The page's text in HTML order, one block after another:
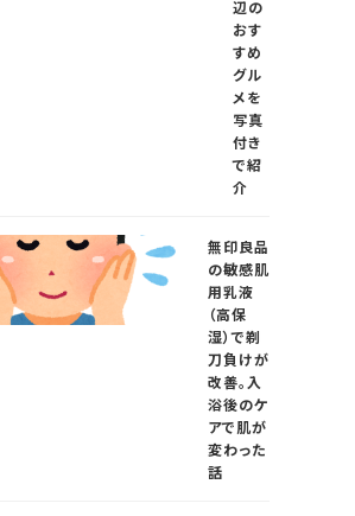
辺の
おす
すめ
グル
メを
写真
付き
で紹
介
無印良品
の敏感肌
用乳液
（高保
湿）で剃
刀負けが
改善。入
浴後のケ
アで肌が
変わった
話